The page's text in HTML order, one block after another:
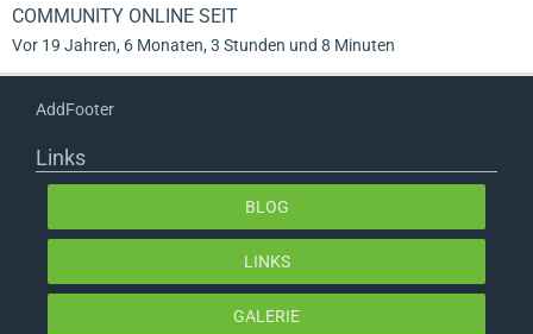
COMMUNITY ONLINE SEIT
Vor 19 Jahren, 6 Monaten, 3 Stunden und 8 Minuten
AddFooter
Links
BLOG
LINKS
GALERIE